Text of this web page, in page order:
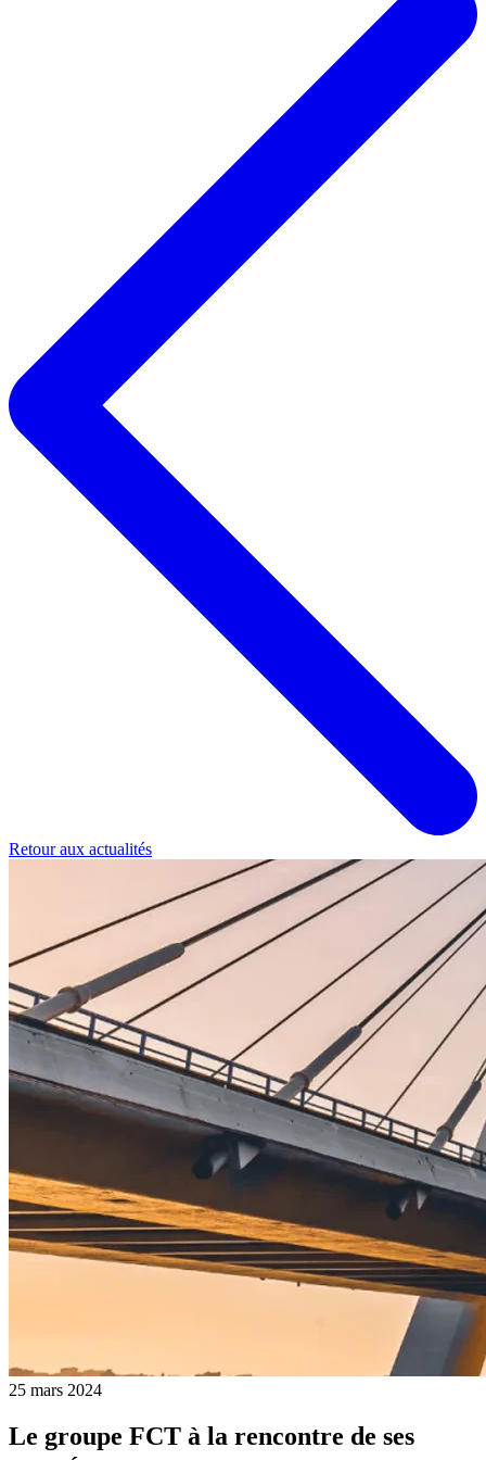
Retour aux actualités
25 mars 2024
Le groupe FCT à la rencontre de ses